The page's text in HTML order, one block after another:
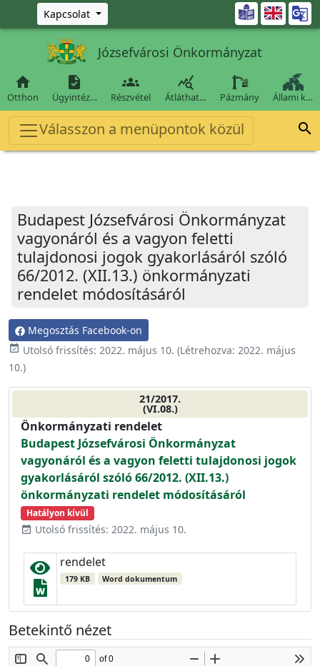
Ugrás a fő tartalomra
Kapcsolat 
Józsefvárosi Önkormányzat

Otthon

Ügyintéz…

Részvétel

Átláthat… Pázmány Állami k…
Válasszon a menüpontok közül 
Budapest Józsefvárosi Önkormányzat
vagyonáról és a vagyon feletti
tulajdonosi jogok gyakorlásáról szóló
66/2012. (XII.13.) önkormányzati
rendelet módosításáról
Megosztás Facebook-on
event_available Utolsó frissítés: 2022. május 10. (Létrehozva: 2022. május
10.)
21/2017.
(VI.08.)
Önkormányzati rendelet
Budapest Józsefvárosi Önkormányzat
vagyonáról és a vagyon feletti tulajdonosi jogok
gyakorlásáról szóló 66/2012. (XII.13.)
önkormányzati rendelet módosításáról
Hatályon kívül
event_available Utolsó frissítés: 2022. május 10.
rendelet
179 KB Word dokumentum
Betekintő nézet